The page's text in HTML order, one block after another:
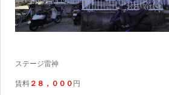
ステージ雷神
賃料 ２８，０００ 円